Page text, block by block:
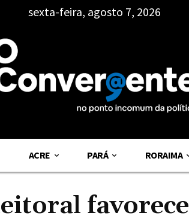
sexta-feira, agosto 7, 2026
ACRE PARÁ RORAIMA
favorece